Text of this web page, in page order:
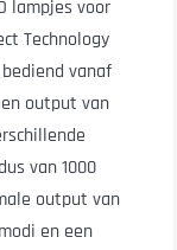
lampjes voor
Technology
vanaf
output van
van 1000
output van
en een